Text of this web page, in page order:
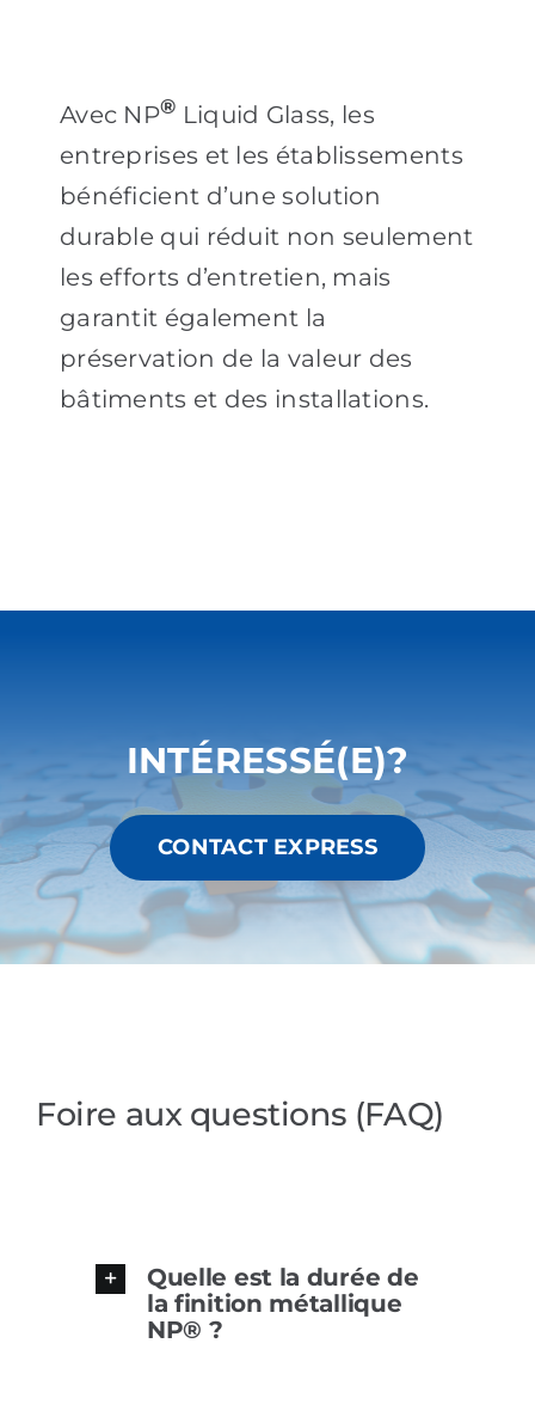
Avec NP® Liquid Glass, les
entreprises et les établissements
bénéficient d’une solution
durable qui réduit non seulement
les efforts d’entretien, mais
garantit également la
préservation de la valeur des
bâtiments et des installations.
INTÉRESSÉ(E)?
CONTACT EXPRESS
Foire aux questions (FAQ)
Quelle est la durée de
la finition métallique
NP® ?